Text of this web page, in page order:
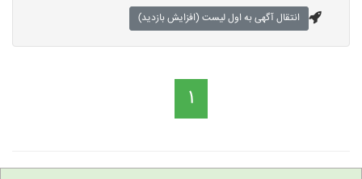
انتقال آگهی به اول لیست (افزایش بازدید)
1